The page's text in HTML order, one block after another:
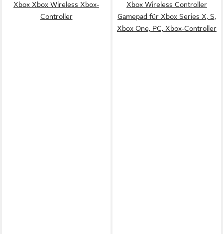
Xbox Xbox Wireless Xbox-
Controller
Xbox Wireless Controller
Gamepad für Xbox Series X, S,
Xbox One, PC, Xbox-Controller